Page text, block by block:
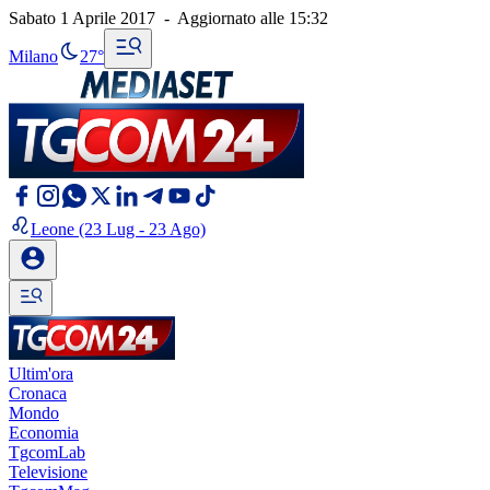
Sabato 1 Aprile 2017 - Aggiornato alle 15:32
Milano 27°
Leone (23 Lug - 23 Ago)
Ultim'ora
Cronaca
Mondo
Economia
TgcomLab
Televisione